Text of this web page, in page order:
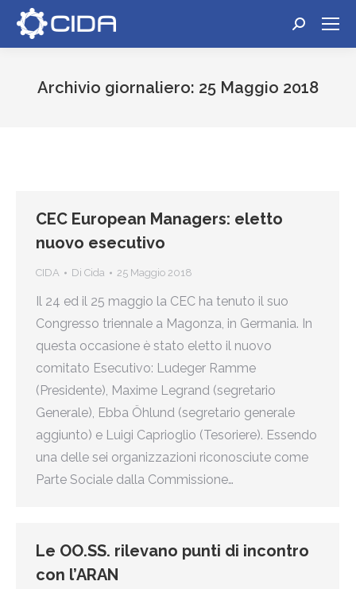
Cerca:
Archivio giornaliero: 25 Maggio 2018
CEC European Managers: eletto
nuovo esecutivo
CIDA Di Cida 25 Maggio 2018
Il 24 ed il 25 maggio la CEC ha tenuto il suo
Congresso triennale a Magonza, in Germania. In
questa occasione è stato eletto il nuovo
comitato Esecutivo: Ludeger Ramme
(Presidente), Maxime Legrand (segretario
Generale), Ebba Öhlund (segretario generale
aggiunto) e Luigi Caprioglio (Tesoriere). Essendo
una delle sei organizzazioni riconosciute come
Parte Sociale dalla Commissione…
Le OO.SS. rilevano punti di incontro
con l’ARAN